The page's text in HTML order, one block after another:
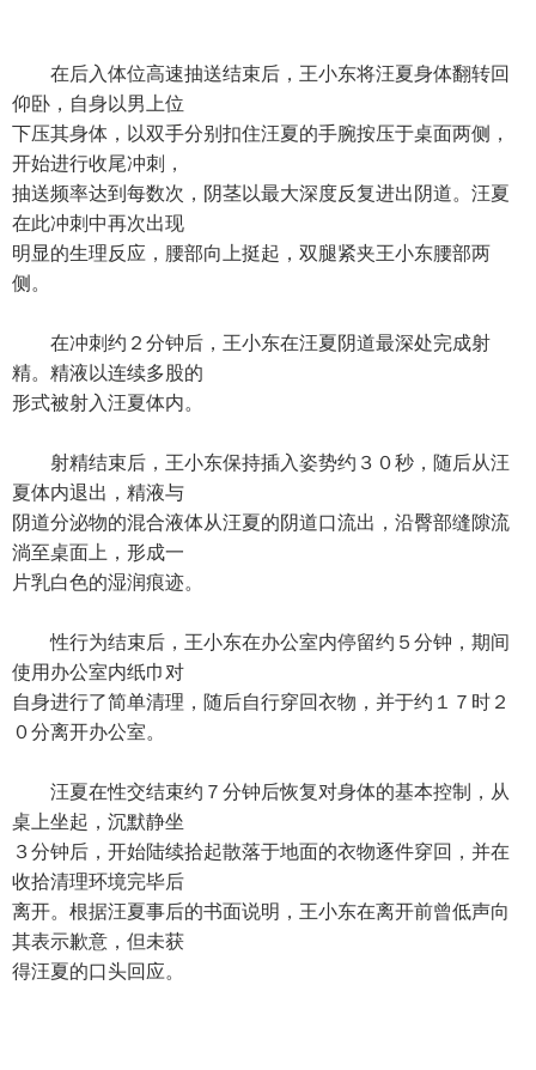
在后入体位高速抽送结束后，王小东将汪夏身体翻转回
仰卧，自身以男上位
下压其身体，以双手分别扣住汪夏的手腕按压于桌面两侧，
开始进行收尾冲刺，
抽送频率达到每数次，阴茎以最大深度反复进出阴道。汪夏
在此冲刺中再次出现
明显的生理反应，腰部向上挺起，双腿紧夹王小东腰部两
侧。
在冲刺约２分钟后，王小东在汪夏阴道最深处完成射
精。精液以连续多股的
形式被射入汪夏体内。
射精结束后，王小东保持插入姿势约３０秒，随后从汪
夏体内退出，精液与
阴道分泌物的混合液体从汪夏的阴道口流出，沿臀部缝隙流
淌至桌面上，形成一
片乳白色的湿润痕迹。
性行为结束后，王小东在办公室内停留约５分钟，期间
使用办公室内纸巾对
自身进行了简单清理，随后自行穿回衣物，并于约１７时２
０分离开办公室。
汪夏在性交结束约７分钟后恢复对身体的基本控制，从
桌上坐起，沉默静坐
３分钟后，开始陆续拾起散落于地面的衣物逐件穿回，并在
收拾清理环境完毕后
离开。根据汪夏事后的书面说明，王小东在离开前曾低声向
其表示歉意，但未获
得汪夏的口头回应。